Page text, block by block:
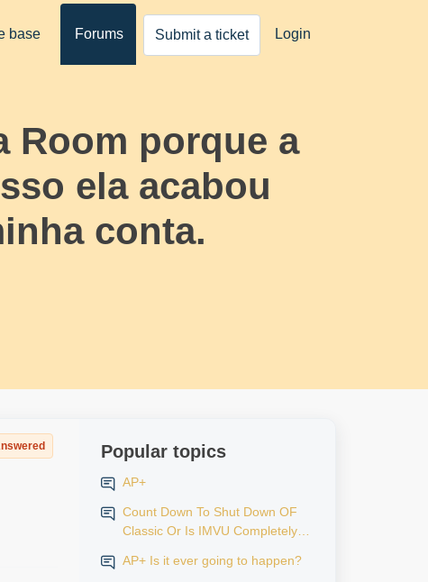
base Forums Submit a ticket Login
Room porque a
ela acabou
conta.
Popular topics
AP+
Count Down To Shut Down OF
Classic Or Is IMVU Completely
AP+ Is it ever going to happen?